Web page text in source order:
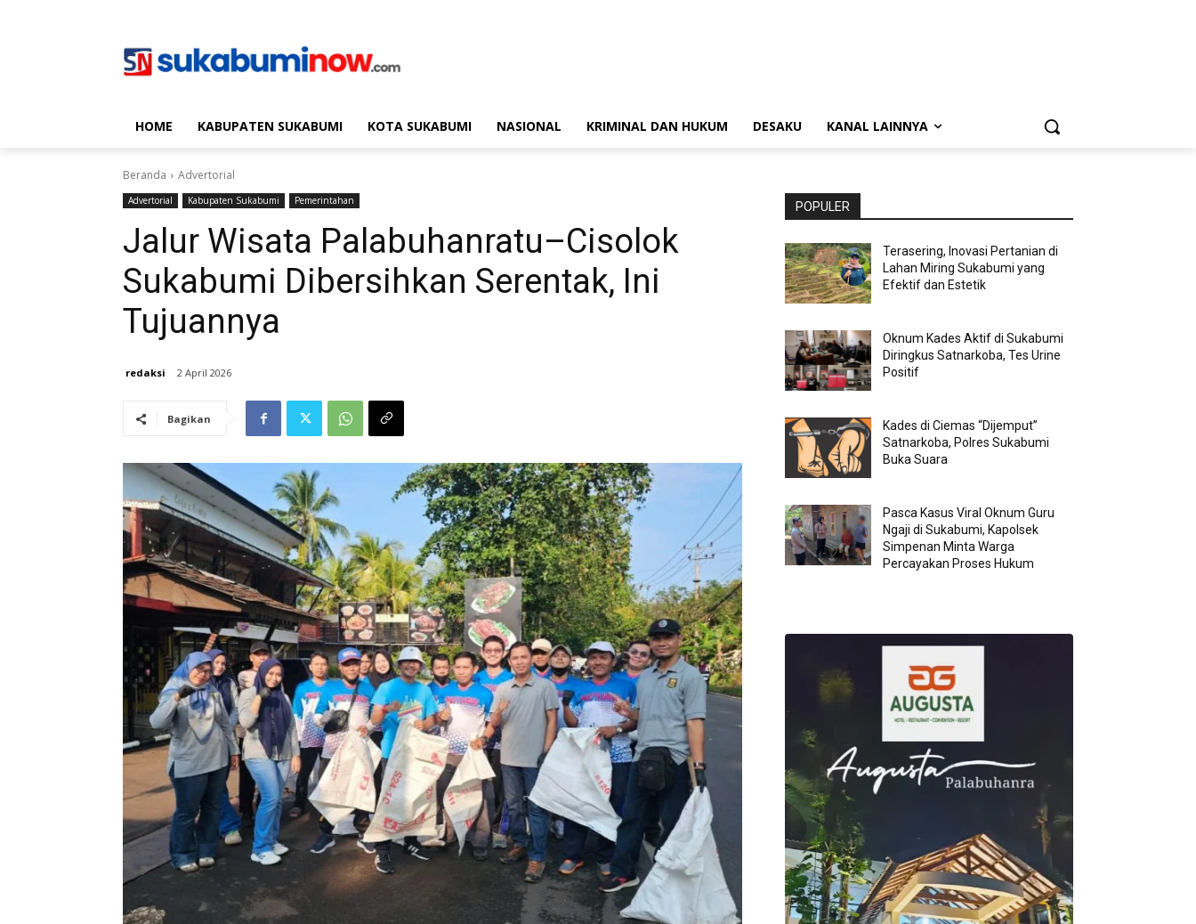
HOME KABUPATEN SUKABUMI KOTA SUKABUMI NASIONAL KRIMINAL DAN HUKUM DESAKU KANAL LAINNYA
Beranda Advertorial
Advertorial Kabupaten Sukabumi Pemerintahan
Jalur Wisata Palabuhanratu–Cisolok
Sukabumi Dibersihkan Serentak, Ini
Tujuannya
redaksi 2 April 2026
Bagikan
POPULER
Terasering, Inovasi Pertanian di
Lahan Miring Sukabumi yang
Efektif dan Estetik
Oknum Kades Aktif di Sukabumi
Diringkus Satnarkoba, Tes Urine
Positif
Kades di Ciemas “Dijemput”
Satnarkoba, Polres Sukabumi
Buka Suara
Pasca Kasus Viral Oknum Guru
Ngaji di Sukabumi, Kapolsek
Simpenan Minta Warga
Percayakan Proses Hukum